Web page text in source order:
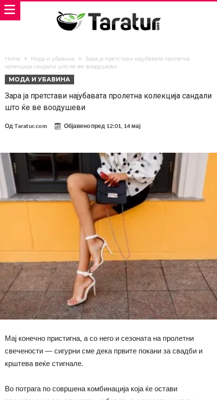
Home Мода и убавина
Зара ја претстави најубавата пролетна
колекција сандали што ќе ве воодушеви
МОДА И УБАВИНА
Зара ја претстави најубавата пролетна колекција сандали
што ќе ве воодушеви
Од Taratur.com Објавено пред 12:01, 14 мај
Мај конечно пристигна, а со него и сезоната на пролетни
свечености — сигурни сме дека првите покани за свадби и
крштева веќе стигнале.
Во потрага по совршена комбинација која ќе остави